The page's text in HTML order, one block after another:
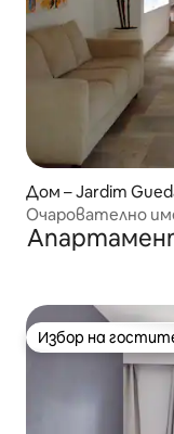
Дом – Jardim
Очарователно
Избор на
Избор на